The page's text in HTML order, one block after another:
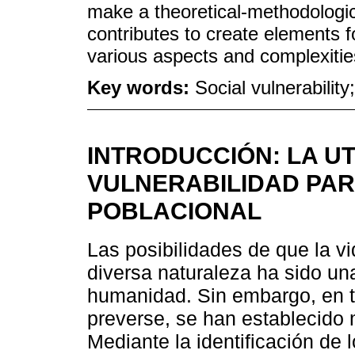
make a theoretical-
contributes to create elements
various aspects and
Key words: Social
INTRODUCCIÓN: LA
VULNERABILIDAD
POBLACIONAL
Las posibilidades de que la
diversa naturaleza ha sido
humanidad. Sin embargo, en
preverse, se han establecido
Mediante la identificación de